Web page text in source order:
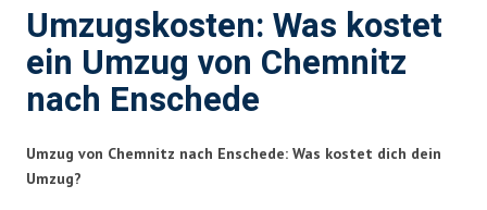
Umzugskosten: Was kostet
ein Umzug von Chemnitz
nach Enschede
Umzug von Chemnitz nach Enschede: Was kostet dich dein
Umzug?